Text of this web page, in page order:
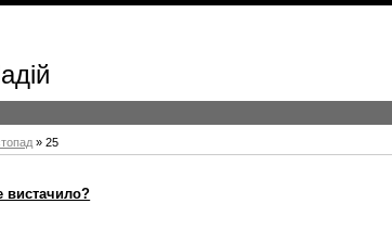
» 25
вистачило?